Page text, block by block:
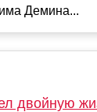
Демина...
двойную